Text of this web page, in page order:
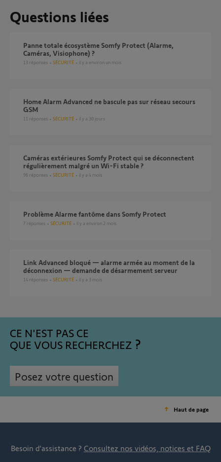
Questions liées
Panne totale écosystème Somfy Protect (Alarme,
Caméras, Visiophone) ?
13 réponses SÉCURITÉ il y a environ un mois
Home Alarm Advanced ne bascule pas sur réseau secours
GSM
11 réponses SÉCURITÉ il y a 30 jours
Caméras extérieures Somfy Protect qui se déconnectent
régulièrement malgré un Wi-Fi stable ?
96 réponses SÉCURITÉ il y a 4 mois
Problème Alarme fantôme dans Somfy Protect
7 réponses SÉCURITÉ il y a environ 2 mois
Link Advanced bloqué — alarme armée au moment de la
déconnexion — demande de désarmement serveur
14 réponses SÉCURITÉ il y a 3 mois
CE N'EST PAS CE
QUE VOUS RECHERCHEZ
Posez votre question
Haut de page
Besoin d’assistance ? Consultez nos vidéos, notices et FAQ